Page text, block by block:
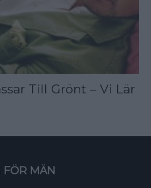
Till Grönt – Vi Lär
MÄN